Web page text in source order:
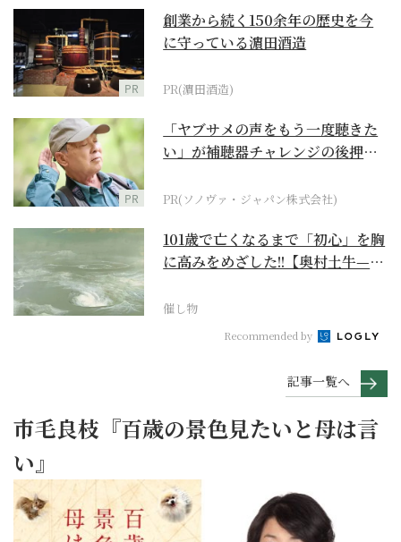
PR
創業から続く150余年の歴史を今
に守っている濵田酒造
PR(濵田酒造)
PR
「ヤブサメの声をもう一度聴きた
い」が補聴器チャレンジの後押し
PR(ソノヴァ・ジャパン株式会社)
101歳で亡くなるまで「初心」を胸
に高みをめざした!!【奥村土牛—名
催し物
Recommended by
記事一覧へ
市毛良枝『百歳の景色見たいと母は言
い』